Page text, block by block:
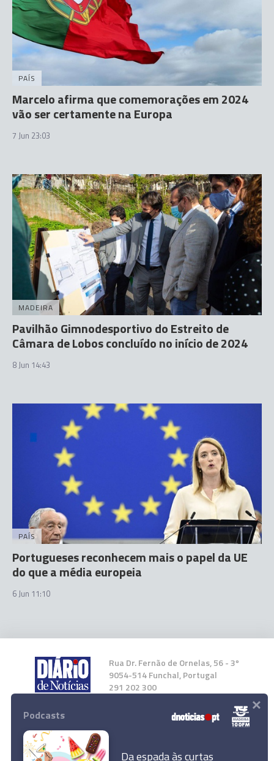
PAÍS
Marcelo afirma que comemorações em 2024
vão ser certamente na Europa
7 Jun 23:03
MADEIRA
Pavilhão Gimnodesportivo do Estreito de
Câmara de Lobos concluído no início de 2024
8 Jun 14:43
PAÍS
Portugueses reconhecem mais o papel da UE
do que a média europeia
6 Jun 11:10
Rua Dr. Fernão de Ornelas, 56 - 3º
9054-514 Funchal, Portugal
291 202 300
Instale a nossa App
Podcasts
Da espada às curtas
×